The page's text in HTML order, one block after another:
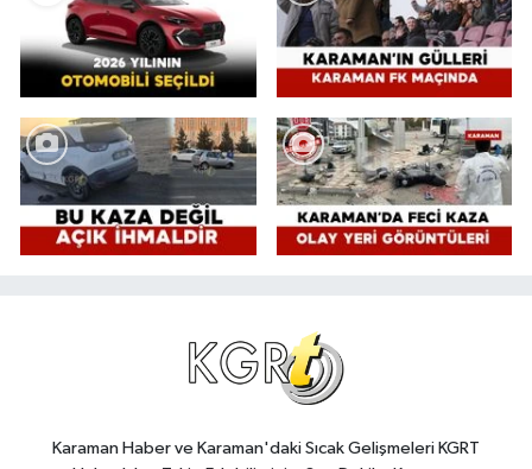
Karaman Haber ve Karaman'daki Sıcak Gelişmeleri KGRT